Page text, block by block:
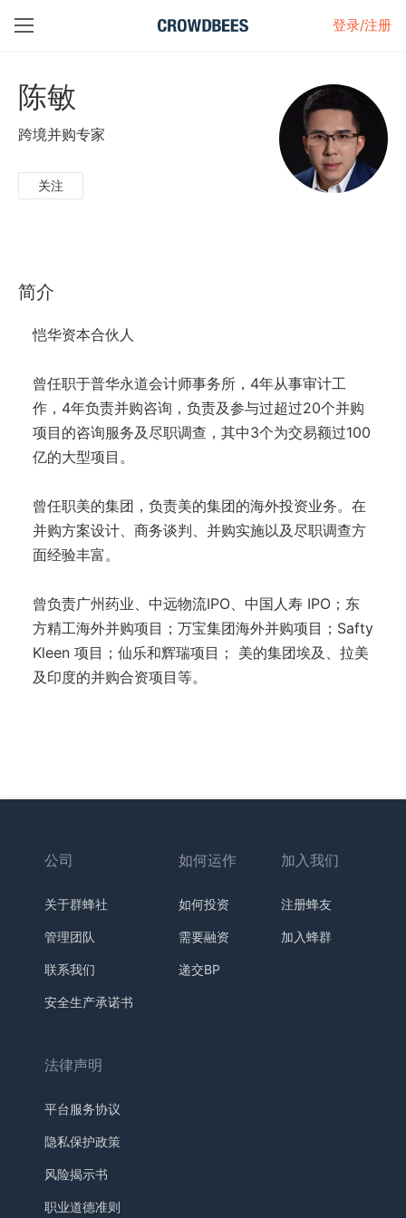
登录/注册
陈敏
跨境并购专家
关注
简介
恺华资本合伙人
曾任职于普华永道会计师事务所，4年从事审计工
作，4年负责并购咨询，负责及参与过超过20个并购
项目的咨询服务及尽职调查，其中3个为交易额过100
亿的大型项目。
曾任职美的集团，负责美的集团的海外投资业务。在
并购方案设计、商务谈判、并购实施以及尽职调查方
面经验丰富。
曾负责广州药业、中远物流IPO、中国人寿 IPO；东
方精工海外并购项目；万宝集团海外并购项目；Safty
Kleen 项目；仙乐和辉瑞项目； 美的集团埃及、拉美
及印度的并购合资项目等。
公司
关于群蜂社
管理团队
联系我们
安全生产承诺书
如何运作
如何投资
需要融资
递交BP
加入我们
注册蜂友
加入蜂群
法律声明
平台服务协议
隐私保护政策
风险揭示书
职业道德准则